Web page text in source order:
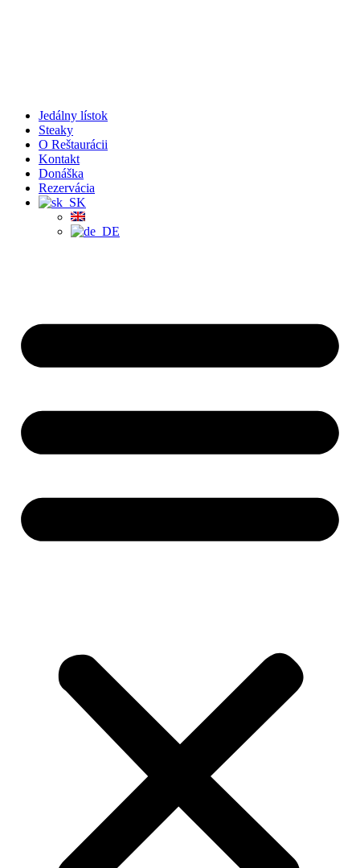
Jedálny lístok
Steaky
O Reštaurácii
Kontakt
Donáška
Rezervácia